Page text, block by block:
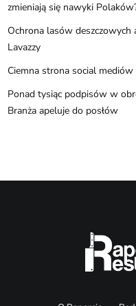
zmieniają się nawyki
Ochrona lasów
Lavazzy
Ciemna strona social
Ponad tysiąc podpisów w
Branża apeluje do posłów